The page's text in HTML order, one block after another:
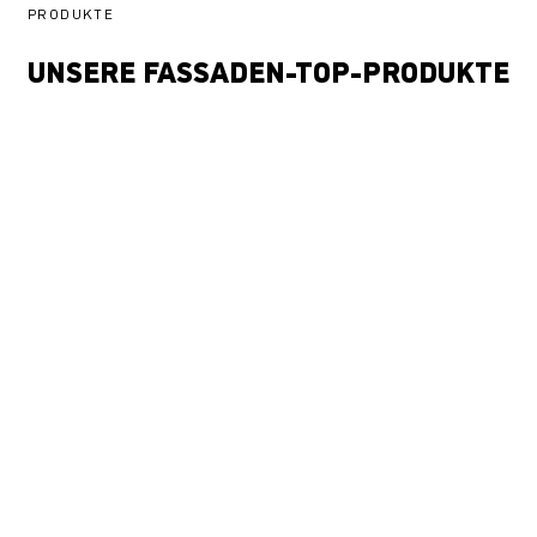
PRODUKTE
UNSERE FASSADEN-TOP-PRODUKTE